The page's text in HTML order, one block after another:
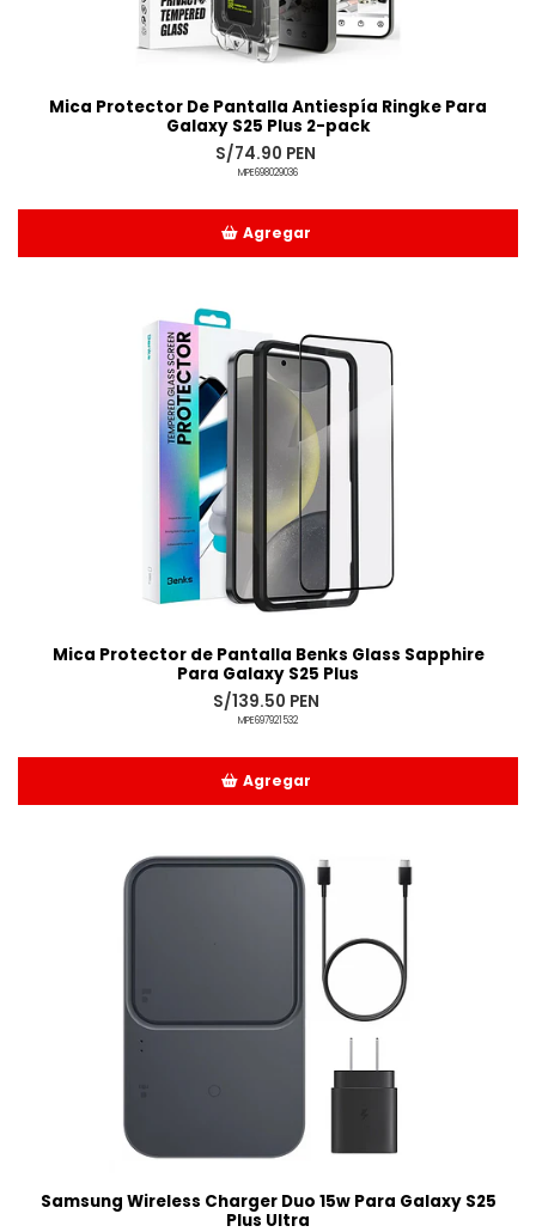
Mica Protector De Pantalla Antiespía Ringke Para
Galaxy S25 Plus 2-pack
S/74.90 PEN
MPE698029036
Agregar
Mica Protector de Pantalla Benks Glass Sapphire
Para Galaxy S25 Plus
S/139.50 PEN
MPE697921532
Agregar
Samsung Wireless Charger Duo 15w Para Galaxy S25
Plus Ultra